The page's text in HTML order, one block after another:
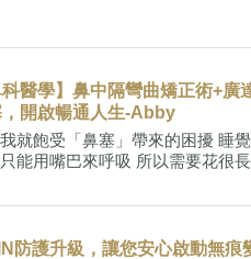
科醫學】鼻中隔彎曲矯正術+廣
開啟暢通人生-Abby
就飽受「鼻塞」帶來的困擾 睡
能用嘴巴來呼吸 所以需要花很
防護升級，讓您安心啟動無痕